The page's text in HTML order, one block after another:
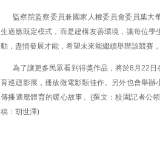
監察院監察委員兼國家人權委員會委員葉大
生適應既定模式，而是建構友善環境，讓每位學
動，盡情發展才能，希望未來能繼續舉辦該競賽
為了讓更多民眾看到得獎作品，將於8月22日
育巡迴影展，播放微電影類佳作。另外也會舉辦
傳播適應體育的暖心故事。(撰文：校園記者公
稿：胡世澤)